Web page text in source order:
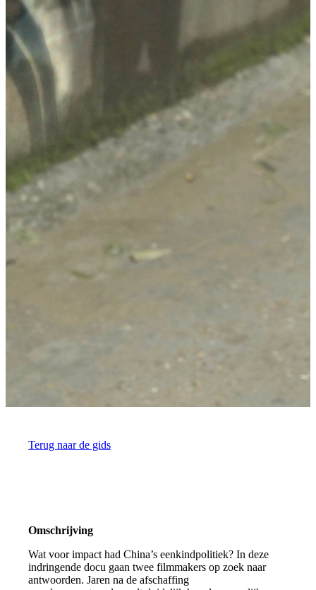
Terug naar de gids
Omschrijving
Wat voor impact had China’s eenkindpolitiek? In deze
indringende docu gaan twee filmmakers op zoek naar
antwoorden. Jaren na de afschaffing